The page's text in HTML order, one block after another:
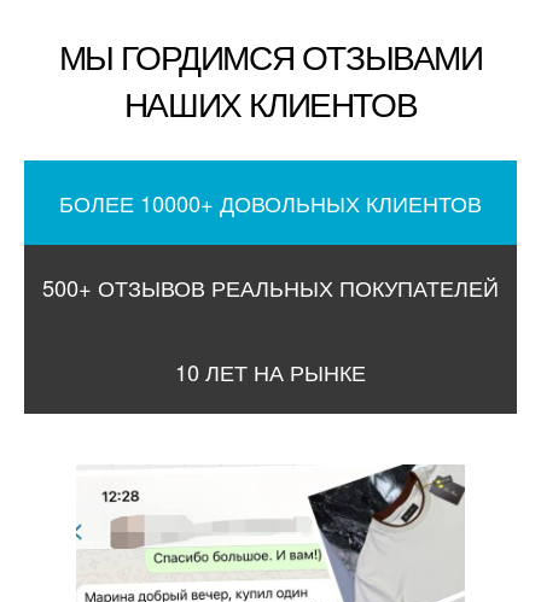
МЫ ГОРДИМСЯ ОТЗЫВАМИ
НАШИХ КЛИЕНТОВ
БОЛЕЕ 10000+ ДОВОЛЬНЫХ КЛИЕНТОВ
500+ ОТЗЫВОВ РЕАЛЬНЫХ ПОКУПАТЕЛЕЙ
10 ЛЕТ НА РЫНКЕ